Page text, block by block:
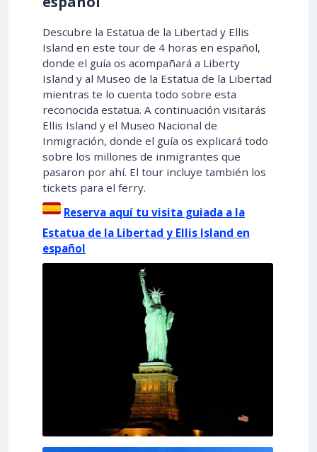
Descubre la Estatua de la Libertad y Ellis
Island en este tour de 4 horas en español,
donde el guía os acompañará a Liberty
Island y al Museo de la Estatua de la Libertad
mientras te lo cuenta todo sobre esta
reconocida estatua. A continuación visitarás
Ellis Island y el Museo Nacional de
Inmigración, donde el guía os explicará todo
sobre los millones de inmigrantes que
pasaron por ahí. El tour incluye también los
tickets para el ferry.
Reserva aquí tu visita guiada a la
Estatua de la Libertad y Ellis Island en
español